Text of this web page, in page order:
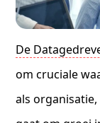
De
om cruciale
als